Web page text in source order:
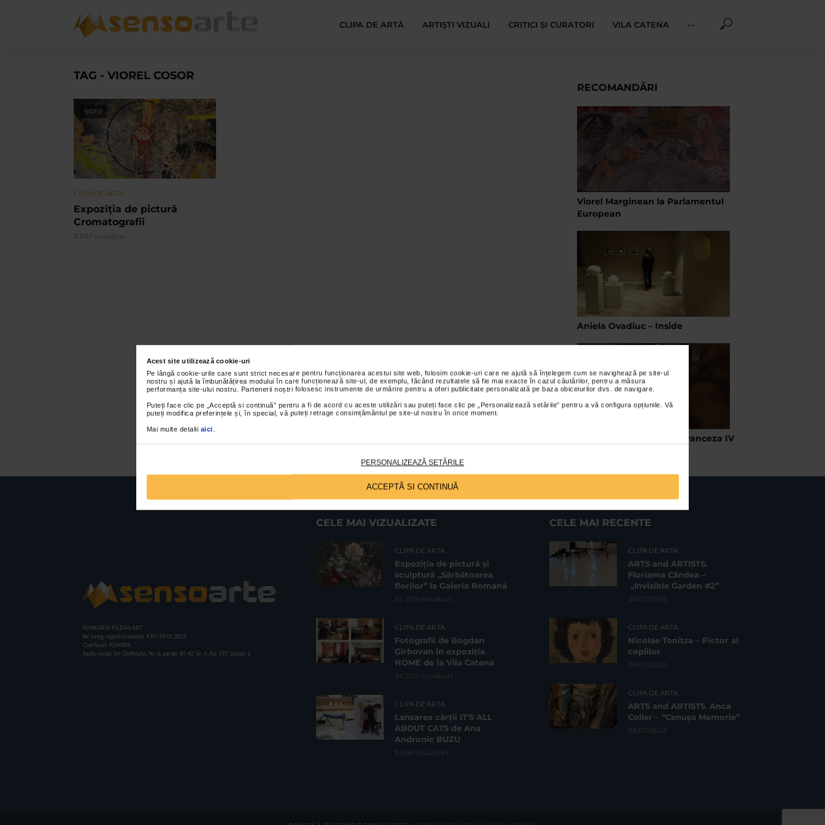
Acest site utilizează cookie-uri
Pe lângă cookie-urile care sunt strict necesare pentru funcționarea acestui site web, folosim cookie-uri care ne ajută să înțelegem cum se navighează pe site-ul
nostru și ajută la îmbunătățirea modului în care funcționează site-ul, de exemplu, făcând rezultatele să fie mai exacte în cazul căutărilor, pentru a măsura
performanța site-ului nostru. Partenerii noștri folosesc instrumente de urmărire pentru a oferi publicitate personalizată pe baza obiceiurilor dvs. de navigare.
Puteți face clic pe „Acceptă si continuă” pentru a fi de acord cu aceste utilizări sau puteți face clic pe „Personalizează setările” pentru a vă configura opțiunile. Vă
puteți modifica preferințele și, în special, vă puteți retrage consimțământul pe site-ul nostru în orice moment.
Mai multe detalii aici
PERSONALIZEAZĂ SETĂRILE
ACCEPTĂ SI CONTINUĂ
CLIPA DE ARTĂ ARTIȘTI VIZUALI CRITICI ȘI CURATORI VILA CATENA ···
TAG - VIOREL COSOR
VIDEO
CLIPA DE ARTA
Expoziţia de pictură
Cromatografii
3.857 vizualizari
RECOMANDĂRI
Viorel Marginean la Parlamentul
European
Aniela Ovadiuc – Inside
Patru secole de pictura franceza IV
FUNDATIA FILDAS ART
Nr inreg registrul special: 4 PJ/ 29.01.2013
Cod fiscal: 9164384
Sediu social: Str. Delfinului, Nr. 6, parter Bl. 42, Sc. 4, Ap. 197, Sector 2
CELE MAI VIZUALIZATE
CLIPA DE ARTA
Expoziția de pictură și
sculptură „Sărbătoarea
florilor” la Galeria Romană
62.729 vizualizari
CLIPA DE ARTA
Fotografii de Bogdan
Gîrbovan în expoziția
HOME de la Vila Catena
16.210 vizualizari
CLIPA DE ARTA
Lansarea cărții IT’S ALL
ABOUT CATS de Ana
Andronic BUZU
8.034 vizualizari
CELE MAI RECENTE
CLIPA DE ARTA
ARTS and ARTISTS.
Floriama Cândea –
„Invisible Garden #2”
30/07/2026
CLIPA DE ARTA
Nicolae Tonitza – Pictor al
copiilor
29/07/2026
CLIPA DE ARTA
ARTS and ARTISTS. Anca
Coller – “Cenușa Memorie”
28/07/2026